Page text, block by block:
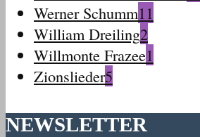
Werner Schumm11
William Dreiling2
Willmonte Frazee1
Zionslieder5
NEWSLETTER